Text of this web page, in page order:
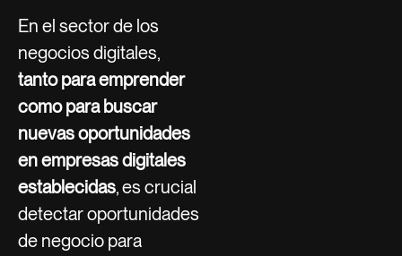
En el sector de los
negocios digitales,
tanto para emprender
como para buscar
nuevas oportunidades
en empresas digitales
establecidas, es crucial
detectar oportunidades
de negocio para